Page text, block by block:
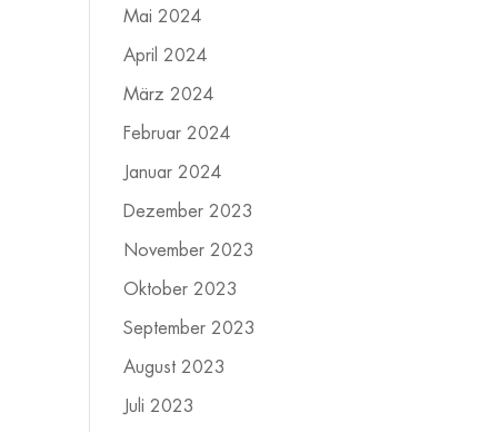
Mai 2024
April 2024
März 2024
Februar 2024
Januar 2024
Dezember 2023
November 2023
Oktober 2023
September 2023
August 2023
Juli 2023